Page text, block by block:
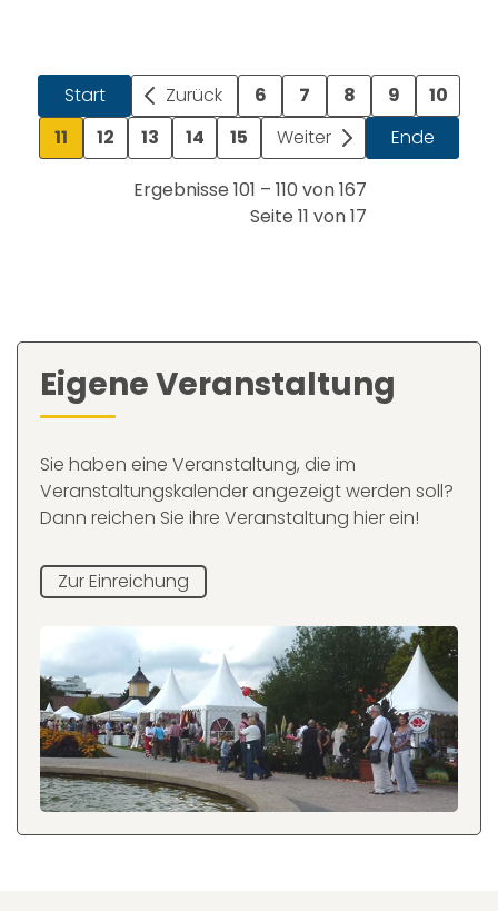
Start Zurück 6 7 8 9
10
11
12 13 14 15 Weiter Ende
Ergebnisse 101 – 110 von 167
Seite 11 von 17
Eigene Veranstaltung
Sie haben eine Veranstaltung, die im
Veranstaltungskalender angezeigt werden soll?
Dann reichen Sie ihre Veranstaltung hier ein!
Zur Einreichung